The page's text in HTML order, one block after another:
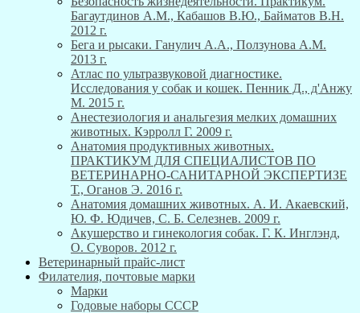
Багаутдинов А.М., Кабашов В.Ю., Байматов В.Н.
2012 г.
Бега и рысаки. Ганулич А.А., Ползунова А.М.
2013 г.
Атлас по ультразвуковой диагностике.
Исследования у собак и кошек. Пенник Д., д'Анжу
М. 2015 г.
Анестезиология и анальгезия мелких домашних
животных. Кэрролл Г. 2009 г.
Анатомия продуктивных животных.
ПРАКТИКУМ ДЛЯ СПЕЦИАЛИСТОВ ПО
ВЕТЕРИНАРНО-САНИТАРНОЙ ЭКСПЕРТИЗЕ
Т., Оганов Э. 2016 г.
Анатомия домашних животных. А. И. Акаевский,
Ю. Ф. Юдичев, С. Б. Селезнев. 2009 г.
Акушерство и гинекология собак. Г. К. Инглэнд,
О. Суворов. 2012 г.
Ветеринарный прайс-лист
Филателия, почтовые марки
Марки
Годовые наборы СССР